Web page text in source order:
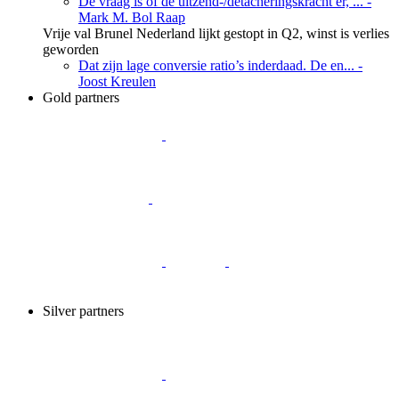
Mark M. Bol Raap
Vrije val Brunel Nederland lijkt gestopt in Q2, winst is verlies
geworden
Dat zijn lage conversie ratio’s inderdaad. De en... -
Joost Kreulen
Gold partners
Silver partners